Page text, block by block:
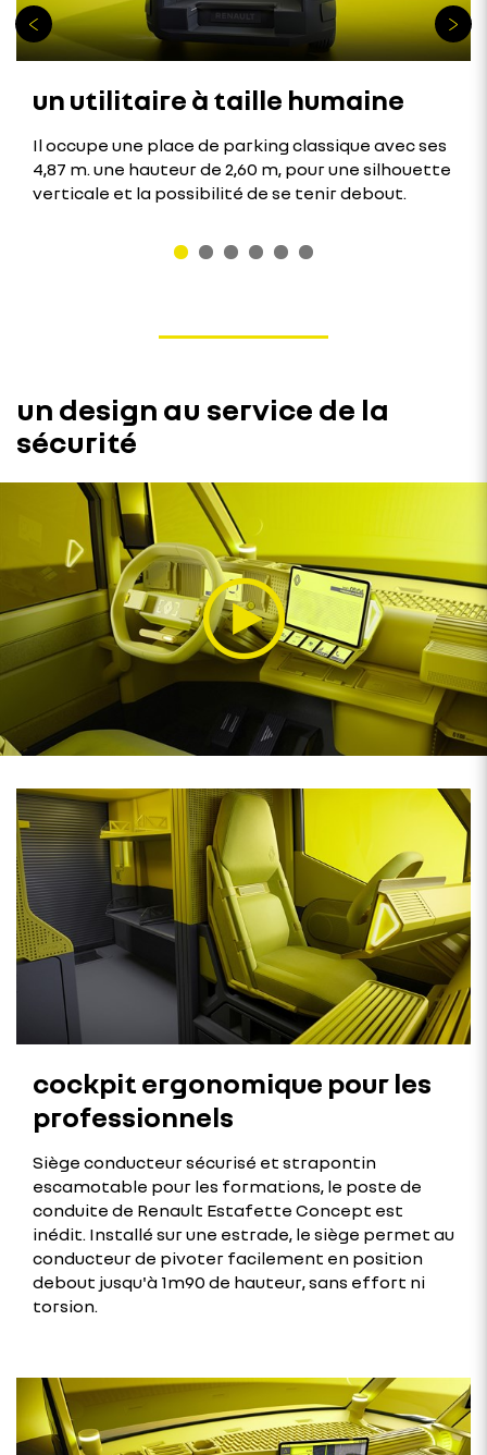
un utilitaire à taille humaine
Il occupe une place de parking classique avec ses
4,87 m. une hauteur de 2,60 m, pour une silhouette
verticale et la possibilité de se tenir debout.
un design au service de la
sécurité
cockpit ergonomique pour les
professionnels
Siège conducteur sécurisé et strapontin
escamotable pour les formations, le poste de
conduite de Renault Estafette Concept est
inédit. Installé sur une estrade, le siège permet au
conducteur de pivoter facilement en position
debout jusqu'à 1m90 de hauteur, sans effort ni
torsion.